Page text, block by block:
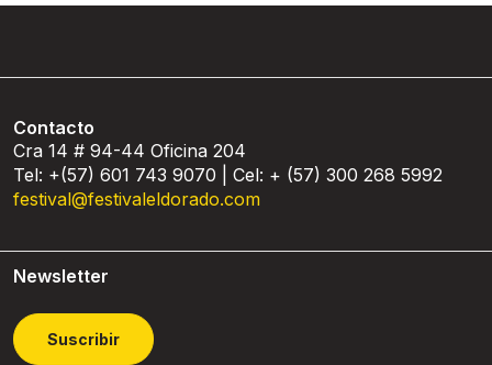
Contacto
Cra 14 # 94-44 Oficina 204
Tel: +(57) 601 743 9070 | Cel: + (57) 300 268 5992
festival@festivaleldorado.com
Newsletter
Suscribir